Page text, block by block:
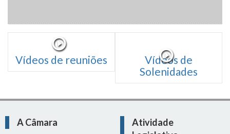
Vídeos de reuniões
Vídeos de
Solenidades
A Câmara
Atividade